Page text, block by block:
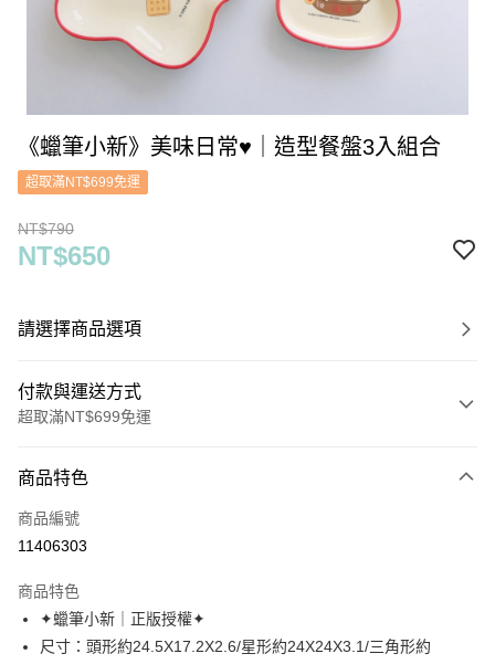
《蠟筆小新》美味日常♥︎｜造型餐盤3入組合
超取滿NT$699免運
NT$790
NT$650
請選擇商品選項
付款與運送方式
超取滿NT$699免運
信用卡一次付款
超商取貨付款
Apple Pay
街口支付
商品特色
商品編號
11406303
商品特色
✦蠟筆小新｜正版授權✦
尺寸：頭形約24.5X17.2X2.6/星形約24X24X3.1/三角形約